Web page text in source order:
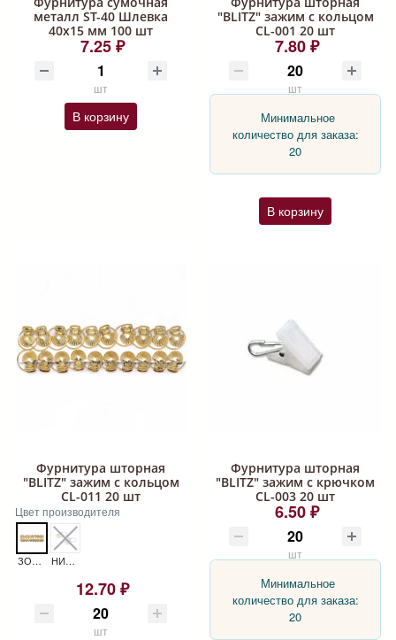
металл ST-40 Шлевка
40х15 мм 100 шт
7.25 ₽
шт
В корзину
"BLITZ" зажим с кольцом
CL-001 20 шт
7.80 ₽
шт
Минимальное
количество для заказа:
20
В корзину
Фурнитура шторная
"BLITZ" зажим с кольцом
CL-011 20 шт
Цвет производителя
ЗОЛОТО CL-011 НИКЕЛЬ CL-011
12.70 ₽
шт
Фурнитура шторная
"BLITZ" зажим с крючком
CL-003 20 шт
6.50 ₽
шт
Минимальное
количество для заказа:
20